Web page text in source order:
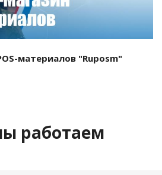
материалов "Ruposm"
работаем